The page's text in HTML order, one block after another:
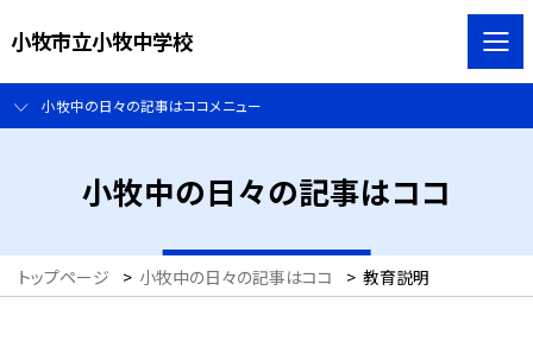
小牧市立小牧中学校
小牧中の日々の記事はココメニュー
小牧中の日々の記事はココ
トップページ > 小牧中の日々の記事はココ > 教育説明